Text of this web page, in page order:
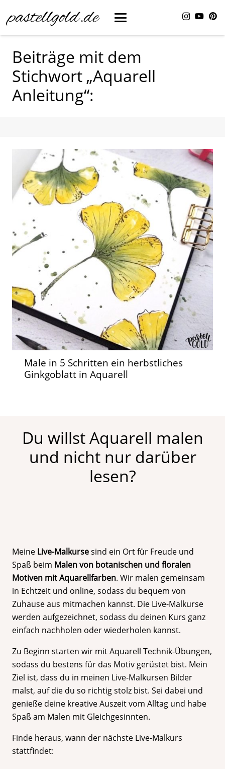
pastellgold.de
Beiträge mit dem
Stichwort „Aquarell
Anleitung“:
Male in 5 Schritten ein herbstliches
Ginkgoblatt in Aquarell
Du willst Aquarell malen
und nicht nur darüber
lesen?
Meine Live-Malkursesind ein Ort für Freude und
Spaß beim Malen von botanischen und floralen
Motiven mit Aquarellfarben. Wir malen gemeinsam
in Echtzeit und online, sodass du bequem von
Zuhause aus mitmachen kannst. Die Live-Malkurse
werden aufgezeichnet, sodass du deinen Kurs ganz
einfach nachholen oder wiederholen kannst.
Zu Beginn starten wir mit Aquarell Technik-Übungen,
sodass du bestens für das Motiv gerüstet bist. Mein
Ziel ist, dass du in meinen Live-Malkursen Bilder
malst, auf die du so richtig stolz bist. Sei dabei und
genieße deine kreative Auszeit vom Alltag und habe
Spaß am Malen mit Gleichgesinnten.
Finde heraus, wann der nächste Live-Malkurs
stattfindet: